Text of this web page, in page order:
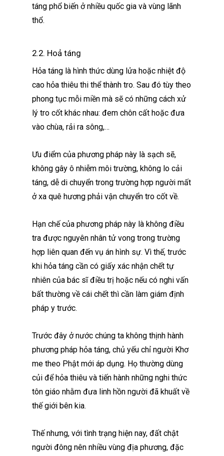
táng phổ biến ở nhiều quốc gia và vùng lãnh
thổ.
2.2. Hoả táng
Hỏa táng là hình thức dùng lửa hoặc nhiệt độ
cao hỏa thiêu thi thể thành tro. Sau đó tùy theo
phong tục mỗi miền mà sẽ có những cách xử
lý tro cốt khác nhau: đem chôn cất hoặc đưa
vào chùa, rải ra sông,…
Ưu điểm của phương pháp này là sạch sẽ,
không gây ô nhiễm môi trường, không lo cải
táng, dễ di chuyển trong trường hợp người mất
ở xa quê hương phải vận chuyển tro cốt về.
Hạn chế của phương pháp này là không điều
tra được nguyên nhân tử vong trong trường
hợp liên quan đến vụ án hình sự. Vì thế, trước
khi hỏa táng cần có giấy xác nhận chết tự
nhiên của bác sĩ điều trị hoặc nếu có nghi vấn
bất thường về cái chết thì cần làm giám định
pháp y trước.
Trước đây ở nước chúng ta không thịnh hành
phương pháp hỏa táng, chủ yếu chỉ người Khơ
me theo Phật mới áp dụng. Họ thường dùng
củi để hỏa thiêu và tiến hành những nghi thức
tôn giáo nhằm đưa linh hồn người đã khuất về
thế giới bên kia.
Thế nhưng, với tình trạng hiện nay, đất chật
người đông nên nhiều vùng địa phương, đặc